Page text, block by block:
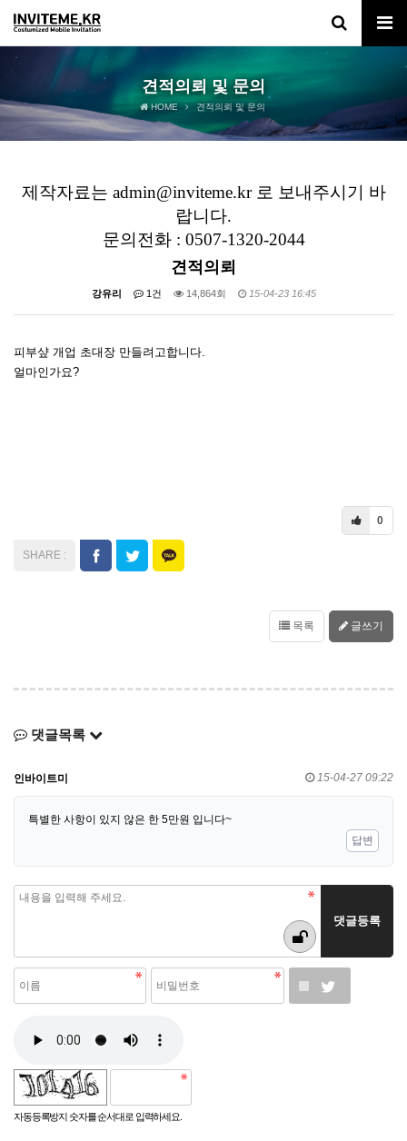
견적의뢰 및 문의
HOME 견적의뢰 및 문의
제작자료는 admin@inviteme.kr 로 보내주시기 바
랍니다.
문의전화 : 0507-1320-2044
견적의뢰
강유리 1건 14,864회 15-04-23 16:45
피부샾 개업 초대장 만들려고합니다.
얼마인가요?
0
목록 글쓰기
댓글목록
인바이트미 15-04-27 09:22
특별한 사항이 있지 않은 한 5만원 입니다~
답변
자동등록방지 숫자를 순서대로 입력하세요.